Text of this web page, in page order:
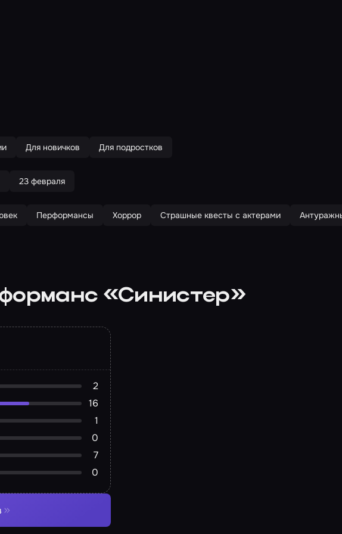
Для новичков Для подростков
23 февраля
Перформансы Хоррор Страшные квесты с актерами
«Синистер»
2
16
1
0
7
0